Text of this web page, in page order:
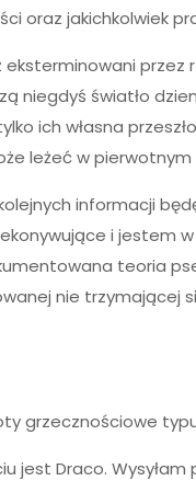
oraz jakichkolwiek
przez
niegdyś światło
ich własna
leżeć w pierwotnym
informacji
i jestem
teoria
nie trzymającej
grzecznościowe
jest Draco. Wysyłam